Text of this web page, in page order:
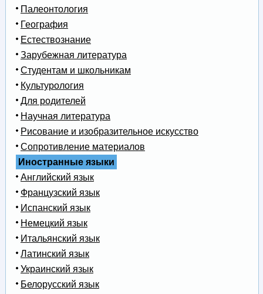
Палеонтология
География
Естествознание
Зарубежная литература
Студентам и школьникам
Культурология
Для родителей
Научная литература
Рисование и изобразительное искусство
Сопротивление материалов
Иностранные языки
Английский язык
Французский язык
Испанский язык
Немецкий язык
Итальянский язык
Латинский язык
Украинский язык
Белорусский язык